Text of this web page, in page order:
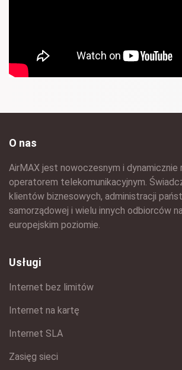
O nas
AirMAX jest nowoczesnym i dynamicznie
operatorem telekomunikacyjnym.
klientów biznesowych, administracji
samorządowej i wielu innych odbiorców
europejskim poziomie.
Usługi
Internet bez limitów
Internet na kartę
Internet SLA
Zasięg sieci